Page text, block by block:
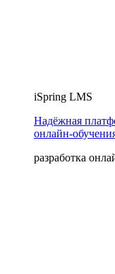
iSpring LMS
Надёжная
разработка